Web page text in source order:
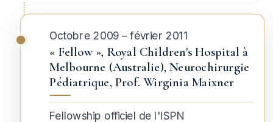
Octobre 2009 – février 2011
« Fellow », Royal Children's Hospital à
Melbourne (Australie), Neurochirurgie
Pédiatrique, Prof. Wirginia Maixner
Fellowship officiel de l'ISPN